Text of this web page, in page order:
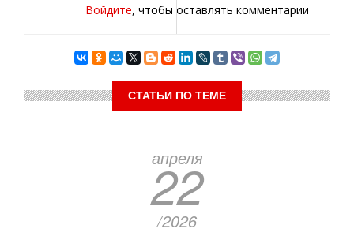
Войдите, чтобы оставлять комментарии
СТАТЬИ ПО ТЕМЕ
апреля
22
/2026